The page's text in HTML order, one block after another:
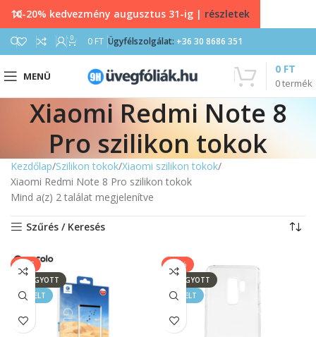
0 0 FT Ügyfélszolgálat: +36 30 8686 351
MENÜ
0termék
0 FT
Xiaomi Redmi Note 8
Pro szilikon tokok
Kezdőlap Szilikon tokok Xiaomi szilikon tokok
Xiaomi Redmi Note 8 Pro szilikon tokok
Mind a(z) 2 találat megjelenítve
Szűrés / Keresés
SALE
ELFOGYOTT
KIEMELT
-11%
ELFOGYOTT
KIEMELT
10-20% kedvezmény augusztus 31-ig | részletek